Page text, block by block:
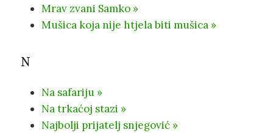
Mrav zvani Samko »
Mušica koja nije htjela biti mušica »
N
Na safariju »
Na trkaćoj stazi »
Najbolji prijatelj snjegović »